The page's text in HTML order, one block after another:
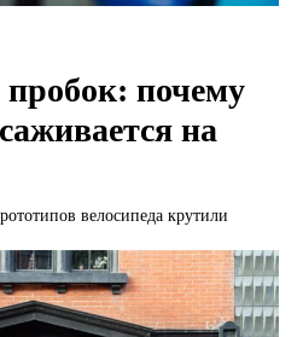
почему
на
велосипеда крутили